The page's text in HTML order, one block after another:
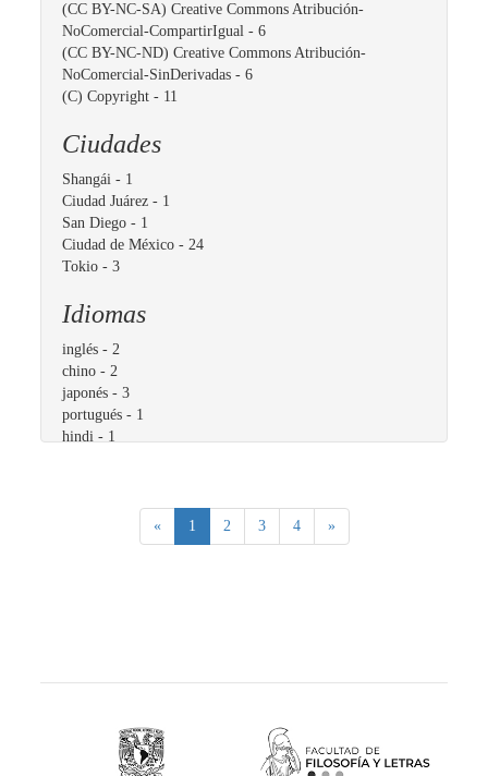
(CC BY-NC-SA) Creative Commons Atribución-
NoComercial-CompartirIgual - 6
(CC BY-NC-ND) Creative Commons Atribución-
NoComercial-SinDerivadas - 6
(C) Copyright - 11
Ciudades
Shangái - 1
Ciudad Juárez - 1
San Diego - 1
Ciudad de México - 24
Tokio - 3
Idiomas
inglés - 2
chino - 2
japonés - 3
portugués - 1
hindi - 1
« 1 (current)
2 3 4 »